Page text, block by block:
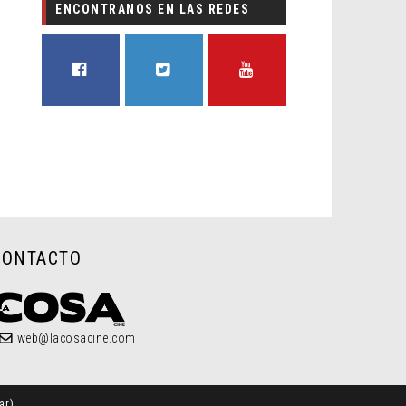
ENCONTRANOS EN LAS REDES
web@lacosacine.com